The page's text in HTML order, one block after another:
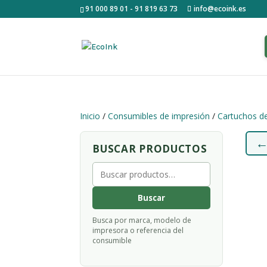
91 000 89 01 - 91 819 63 73 info@ecoink.es
Inicio /Consumibles de impresión /Cartuchos
BUSCAR PRODUCTOS
Buscar
por:
Buscar
Busca por marca, modelo de
impresora o referencia del
consumible